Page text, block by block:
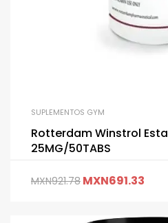
SUPLEMENTOS GYM
Rotterdam Winstrol
25MG/50TABS
MXN921.78 MXN691.33